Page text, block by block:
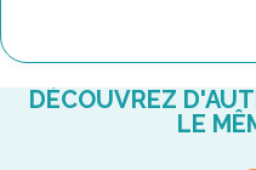
DÉCOUVREZ
LE